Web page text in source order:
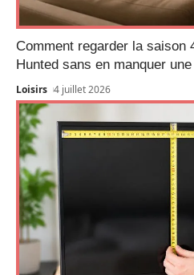
Comment regarder la saison
Hunted sans en manquer
Loisirs 4 juillet 2026